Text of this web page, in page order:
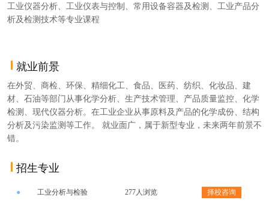
工业仪器分析、工业仪表与控制、常用设备容器及检测、工业产品分
析及检测技术等专业课程
就业前景
在外贸、商检、环保、精细化工、食品、医药、纺织、化妆品、建
材、石油等部门从事化学分析、生产技术管理、产品质量监控、化学
检测、现代仪器分析。在工业企业从事原料及产品的化学成份、结构
分析及污染监测等工作。 就业面广，属于新型专业，未来两年前景不
错。
招生专业
● 工业分析与检验 277人浏览 择校咨询